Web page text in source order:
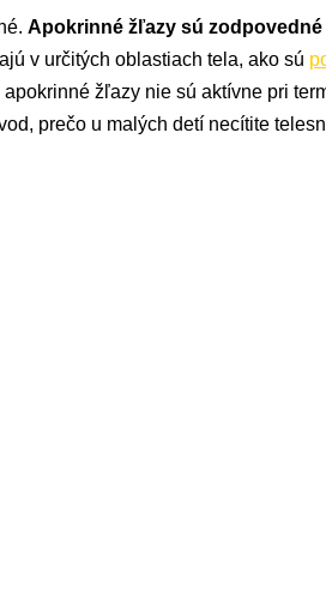
Apokrinné žľazy sú
v určitých oblastiach tela, ako sú
žľazy nie sú aktívne pri
prečo u malých detí necítite